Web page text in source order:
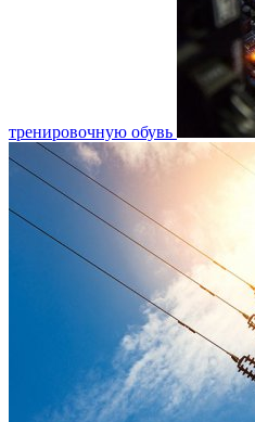
тренировочную обувь